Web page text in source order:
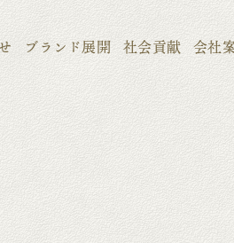
ブランド展開 社会貢献 会社